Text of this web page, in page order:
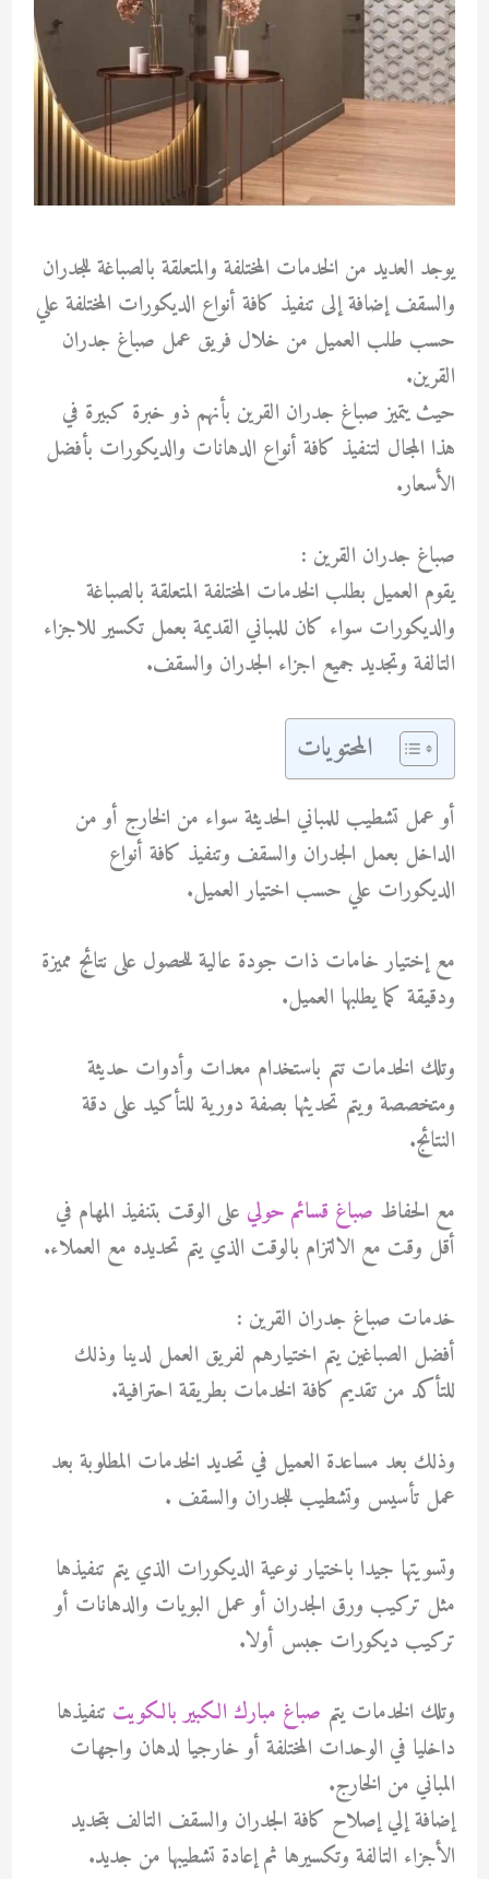
يوجد العديد من الخدمات المختلفة والمتعلقة بالصباغة للجدران
والسقف إضافة إلى تنفيذ كافة أنواع الديكورات المختلفة علي
حسب طلب العميل من خلال فريق عمل صباغ جدران
القرين.
حيث يتميز صباغ جدران القرين بأنهم ذو خبرة كبيرة في
هذا المجال لتنفيذ كافة أنواع الدهانات والديكورات بأفضل
الأسعار.
صباغ جدران القرين :
يقوم العميل بطلب الخدمات المختلفة المتعلقة بالصباغة
والديكورات سواء كان للمباني القديمة بعمل تكسير للاجزاء
التالفة وتجديد جميع اجزاء الجدران والسقف.
المحتويات
أو عمل تشطيب للمباني الحديثة سواء من الخارج أو من
الداخل بعمل الجدران والسقف وتنفيذ كافة أنواع
الديكورات علي حسب اختيار العميل.
مع إختيار خامات ذات جودة عالية للحصول على نتائج مميزة
ودقيقة كما يطلبها العميل.
وتلك الخدمات تتم باستخدام معدات وأدوات حديثة
ومتخصصة ويتم تحديثها بصفة دورية للتأكيد على دقة
النتائج.
مع الحفاظ صباغ قسائم حولي على الوقت بتنفيذ المهام في
أقل وقت مع الالتزام بالوقت الذي يتم تحديده مع العملاء.
خدمات صباغ جدران القرين :
أفضل الصباغين يتم اختيارهم لفريق العمل لدينا وذلك
للتأكد من تقديم كافة الخدمات بطريقة احترافية.
وذلك بعد مساعدة العميل في تحديد الخدمات المطلوبة بعد
عمل تأسيس وتشطيب للجدران والسقف .
وتسويتها جيدا باختيار نوعية الديكورات الذي يتم تنفيذها
مثل تركيب ورق الجدران أو عمل البويات والدهانات أو
تركيب ديكورات جبس أولا.
وتلك الخدمات يتم صباغ مبارك الكبير بالكويت تنفيذها
داخليا في الوحدات المختلفة أو خارجيا لدهان واجهات
المباني من الخارج.
إضافة إلي إصلاح كافة الجدران والسقف التالف بتحديد
الأجزاء التالفة وتكسيرها ثم إعادة تشطيبها من جديد.